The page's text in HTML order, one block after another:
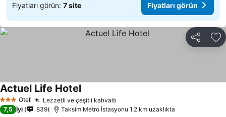
Fiyatları görün: 7 site Fiyatları görün
Paylaş
3 YıldızOtel Lezzetli ve çeşitli kahvaltı
Actuel Life Hotel
7,5 İyi 839 Taksim Metro İstasyonu 1.2 km uzaklıkta